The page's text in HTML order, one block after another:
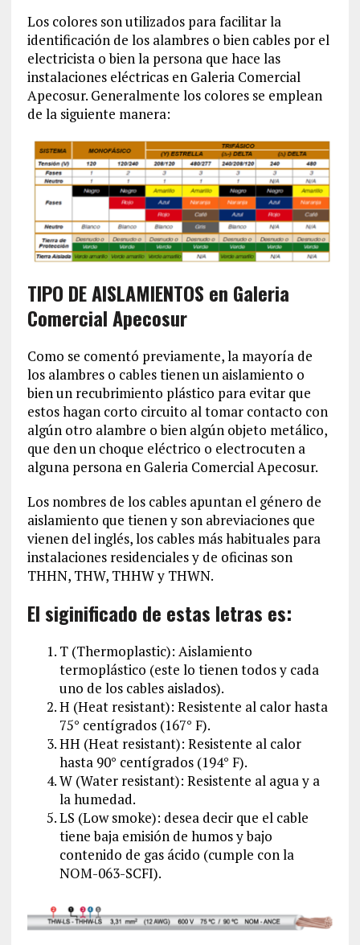
Los colores son utilizados para facilitar la
identificación de los alambres o bien cables por el
electricista o bien la persona que hace las
instalaciones eléctricas en Galeria Comercial
Apecosur. Generalmente los colores se emplean
de la siguiente manera:
TIPO DE AISLAMIENTOS en Galeria
Comercial Apecosur
Como se comentó previamente, la mayoría de
los alambres o cables tienen un aislamiento o
bien un recubrimiento plástico para evitar que
estos hagan corto circuito al tomar contacto con
algún otro alambre o bien algún objeto metálico,
que den un choque eléctrico o electrocuten a
alguna persona en Galeria Comercial Apecosur.
Los nombres de los cables apuntan el género de
aislamiento que tienen y son abreviaciones que
vienen del inglés, los cables más habituales para
instalaciones residenciales y de oficinas son
THHN, THW, THHW y THWN.
El siginificado de estas letras es:
T (Thermoplastic): Aislamiento
termoplástico (este lo tienen todos y cada
uno de los cables aislados).
H (Heat resistant): Resistente al calor hasta
75° centígrados (167° F).
HH (Heat resistant): Resistente al calor
hasta 90° centígrados (194° F).
W (Water resistant): Resistente al agua y a
la humedad.
LS (Low smoke): desea decir que el cable
tiene baja emisión de humos y bajo
contenido de gas ácido (cumple con la
NOM-063-SCFI).